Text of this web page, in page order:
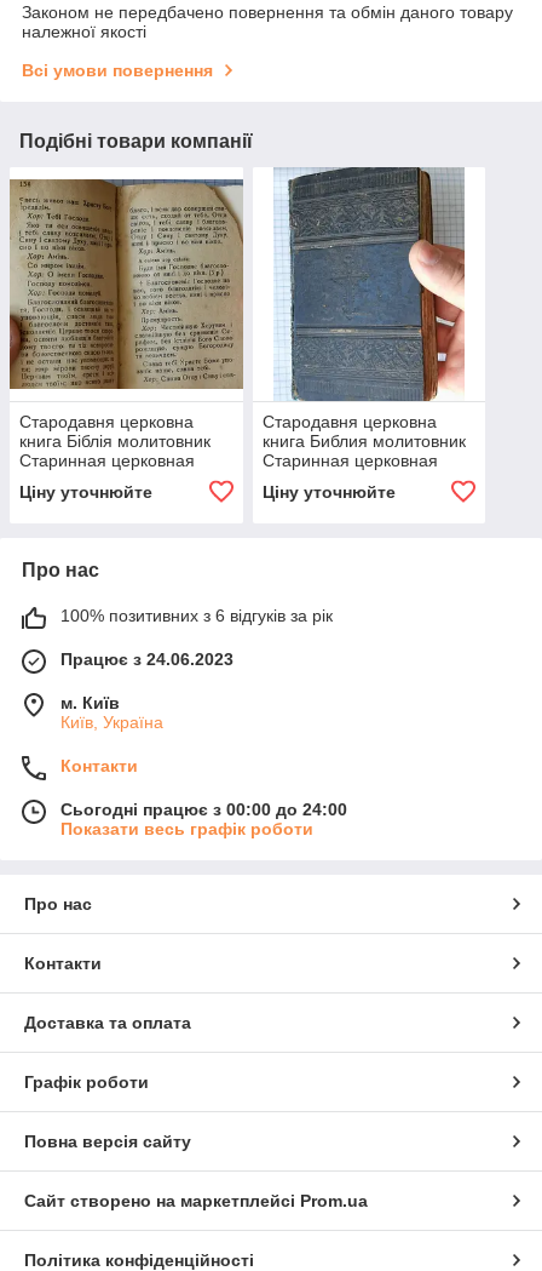
Законом не передбачено повернення та обмін даного товару
належної якості
Всі умови повернення
Подібні товари компанії
Стародавня церковна
книга Біблія молитовник
Старинная церковная
Ціну уточнюйте
Стародавня церковна
книга Библия молитовник
Старинная церковная
Ціну уточнюйте
Про нас
100% позитивних з 6 відгуків за рік
Працює з 24.06.2023
м. Київ
Київ, Україна
Контакти
Сьогодні працює з 00:00 до 24:00
Показати весь графік роботи
Про нас
Контакти
Доставка та оплата
Графік роботи
Повна версія сайту
Сайт створено на маркетплейсі Prom.ua
Політика конфіденційності